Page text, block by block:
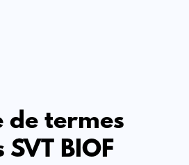
de termes
BIOF